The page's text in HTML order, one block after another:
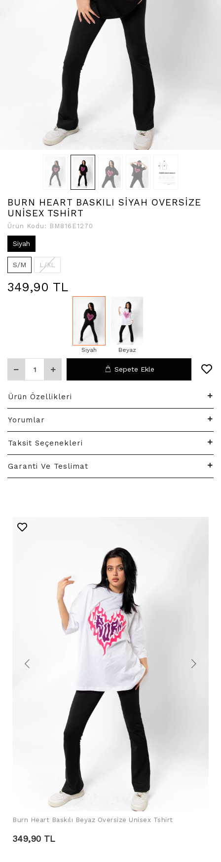
BURN HEART BASKILI SİYAH OVERSİZE
UNİSEX TSHİRT
Ürün Kodu: BM816E1270
Siyah
S/M L/XL
349,90 TL
Siyah Beyaz
Sepete Ekle
Ürün Özellikleri
Yorumlar
Taksit Seçenekleri
Garanti Ve Teslimat
SEPETE EKLE
Burn Heart Baskılı Beyaz Oversize Unisex Tshirt
349,90 TL